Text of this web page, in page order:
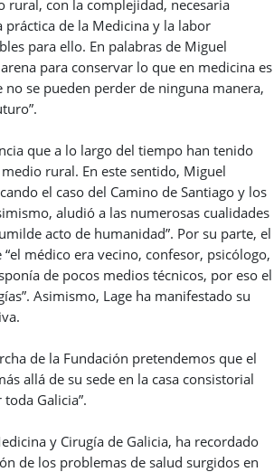
con la complejidad, necesaria
de la Medicina y la labor
para ello. En palabras de Miguel
para conservar lo que en medicina es
no se pueden perder de ninguna manera,
que a lo largo del tiempo han tenido
rural. En este sentido, Miguel
el caso del Camino de Santiago y los
aludió a las numerosas cualidades
acto de humanidad”. Por su parte, el
médico era vecino, confesor, psicólogo,
de pocos medios técnicos, por eso el
Asimismo, Lage ha manifestado su
de la Fundación pretendemos que el
allá de su sede en la casa consistorial
Galicia”.
y Cirugía de Galicia, ha recordado
de los problemas de salud surgidos en